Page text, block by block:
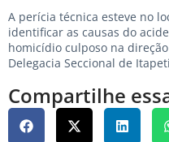
A perícia técnica esteve no
identificar as causas do
homicídio culposo na
Delegacia Seccional de
Compartilhe